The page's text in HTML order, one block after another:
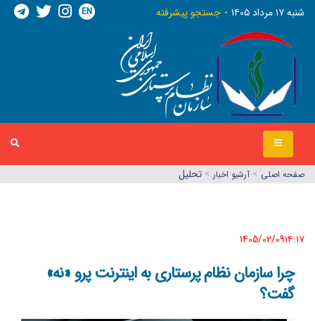
شنبه ١٧ مرداد ١٤٠٥ جستجو پیشرفته EN
صفحه اصلي > آرشیو اخبار > تحلیل
1405/02/09١٤:١٧
چرا سازمان نظام پرستاری به اینترنت پرو «نه»
گفت؟